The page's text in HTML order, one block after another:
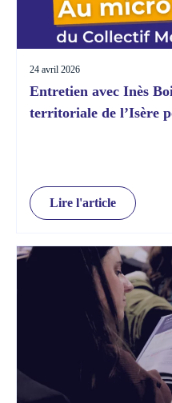
24 avril 2026
Entretien avec Inès
territoriale de l’Isère
Lire l'article